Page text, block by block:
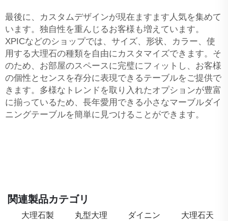
最後に、カスタムデザインが現在ますます人気を集めて
います。独自性を重んじるお客様も増えています。
XPICなどのショップでは、サイズ、形状、カラー、使
用する大理石の種類を自由にカスタマイズできます。そ
のため、お部屋のスペースに完璧にフィットし、お客様
の個性とセンスを存分に表現できるテーブルをご提供で
きます。多様なトレンドを取り入れたオプションが豊富
に揃っているため、長年愛用できる小さなマーブルダイ
ニングテーブルを簡単に見つけることができます。
関連製品カテゴリ
大理石製
丸型大理
ダイニン
大理石天